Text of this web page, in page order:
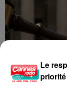
Le
priorité